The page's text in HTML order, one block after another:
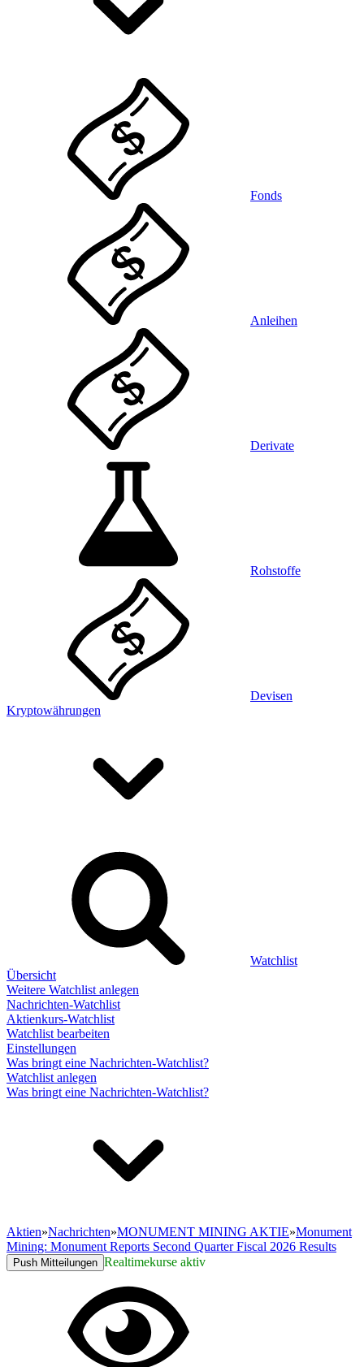
Fonds
Anleihen
Derivate
Rohstoffe
Devisen
Kryptowährungen
Watchlist
Übersicht
Weitere Watchlist anlegen
Nachrichten-Watchlist
Aktienkurs-Watchlist
Watchlist bearbeiten
Einstellungen
Was bringt eine Nachrichten-Watchlist?
Watchlist anlegen
Was bringt eine Nachrichten-Watchlist?
Aktien»Nachrichten»MONUMENT MINING AKTIE»Monument
Mining: Monument Reports Second Quarter Fiscal 2026 Results
Push Mitteilungen Realtimekurse aktiv